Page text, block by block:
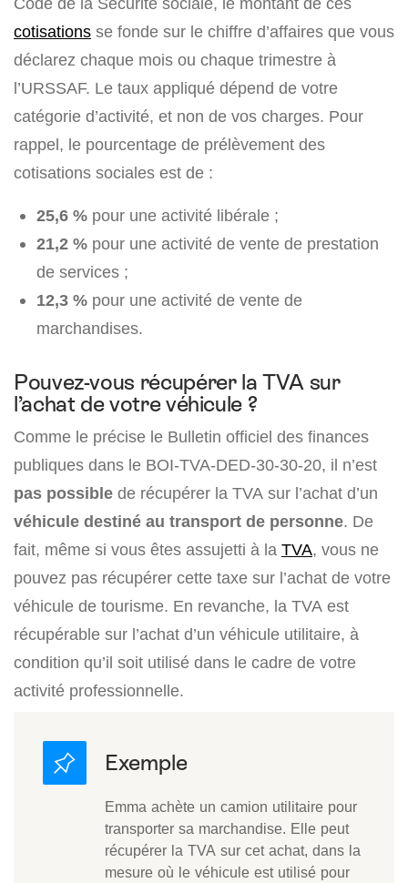
cotisations se fonde sur le chiffre d’affaires que vous
déclarez chaque mois ou chaque trimestre à
l’URSSAF. Le taux appliqué dépend de votre
catégorie d’activité, et non de vos charges. Pour
rappel, le pourcentage de prélèvement des
cotisations sociales est de :
25,6 % pour une activité libérale ;
21,2 % pour une activité de vente de prestation
de services ;
12,3 % pour une activité de vente de
marchandises.
Pouvez-vous récupérer la TVA sur
l’achat de votre véhicule ?
Comme le précise le Bulletin officiel des finances
publiques dans le BOI-TVA-DED-30-30-20, il n’est
pas possible de récupérer la TVA sur l’achat d’un
véhicule destiné au transport de personne. De
fait, même si vous êtes assujetti à la TVA, vous ne
pouvez pas récupérer cette taxe sur l’achat de votre
véhicule de tourisme. En revanche, la TVA est
récupérable sur l’achat d’un véhicule utilitaire, à
condition qu’il soit utilisé dans le cadre de votre
activité professionnelle.
Emma achète un camion utilitaire pour
transporter sa marchandise. Elle peut
récupérer la TVA sur cet achat, dans la
mesure où le véhicule est utilisé pour